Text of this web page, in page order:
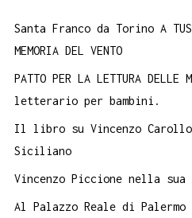
Santa Franco da Torino A TUSA
MEMORIA DEL VENTO
PATTO PER LA LETTURA
letterario per bambini.
Il libro su Vincenzo Carollo
Siciliano
Vincenzo Piccione nella sua
Al Palazzo Reale di